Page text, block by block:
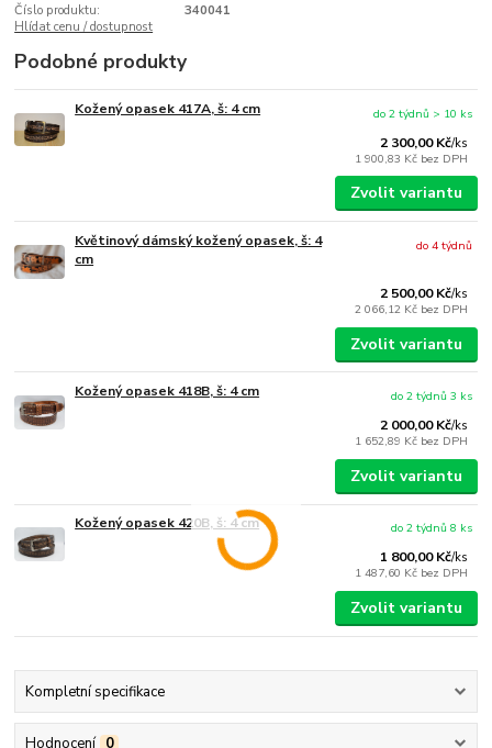
Číslo produktu:
340041
Hlídat cenu / dostupnost
Podobné produkty
Kožený opasek 417A, š: 4 cm
2 300,00 Kč/ks
1 900,83 Kč bez DPH
do 2 týdnů > 10 ks
Zvolit variantu
Květinový dámský kožený opasek, š: 4
cm
2 500,00 Kč/ks
2 066,12 Kč bez DPH
do 4 týdnů
Zvolit variantu
Kožený opasek 418B, š: 4 cm
2 000,00 Kč/ks
1 652,89 Kč bez DPH
do 2 týdnů 3 ks
Zvolit variantu
Kožený opasek 420B, š: 4 cm
1 800,00 Kč/ks
1 487,60 Kč bez DPH
do 2 týdnů 8 ks
Zvolit variantu
Kompletní specifikace